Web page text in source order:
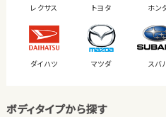
レクサス トヨタ ホン
ダイハツ マツダ スバ
ボディタイプから探す